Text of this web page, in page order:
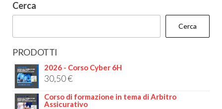
Cerca
Cerca
PRODOTTI
2026 - Corso Cyber 6H
30,50€
Corso di formazione in tema di Arbitro
Assicurativo